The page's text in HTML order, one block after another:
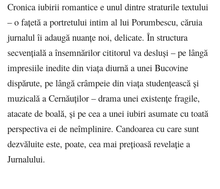
Cronica iubirii romantice e unul dintre straturile textului
– o fațetă a portretului intim al lui Porumbescu, căruia
jurnalul îi adaugă nuanțe noi, delicate. În structura
secvențială a însemnărilor cititorul va desluși – pe lângă
impresiile inedite din viața diurnă a unei Bucovine
dispărute, pe lângă crâmpeie din viața studențească și
muzicală a Cernăuților – drama unei existențe fragile,
atacate de boală, și pe cea a unei iubiri asumate cu toată
perspectiva ei de neîmplinire. Candoarea cu care sunt
dezvăluite este, poate, cea mai prețioasă revelație a
Jurnalului.